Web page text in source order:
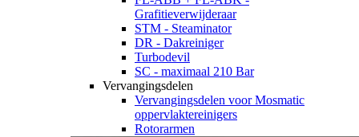
Grafitieverwijderaar
STM - Steaminator
DR - Dakreiniger
Turbodevil
SC - maximaal 210 Bar
Vervangingsdelen
Vervangingsdelen voor Mosmatic
oppervlaktereinigers
Rotorarmen